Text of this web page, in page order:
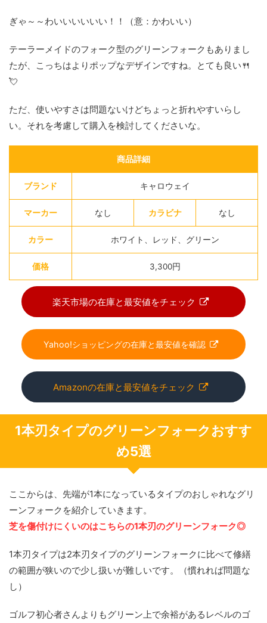
ぎゃ～～わいいいいいい！！（意：かわいい）
テーラーメイドのフォーク型のグリーンフォークもありまし
たが、こっちはよりポップなデザインですね。とても良い🍴
💘
ただ、使いやすさは問題ないけどちょっと折れやすいらし
い。それを考慮して購入を検討してくださいな。
商品詳細
ブランド キャロウェイ
マーカー なし カラビナ なし
カラー ホワイト、レッド、グリーン
価格 3,300円
楽天市場の在庫と最安値をチェック
Yahoo!ショッピングの在庫と最安値を確認
Amazonの在庫と最安値をチェック
1本刃タイプのグリーンフォークおすす
め5選
ここからは、先端が1本になっているタイプのおしゃれなグリ
ーンフォークを紹介していきます。
芝を傷付けにくいのはこちらの1本刃のグリーンフォーク◎
1本刃タイプは2本刃タイプのグリーンフォークに比べて修繕
の範囲が狭いので少し扱いが難しいです。（慣れれば問題な
し）
ゴルフ初心者さんよりもグリーン上で余裕があるレベルのゴ